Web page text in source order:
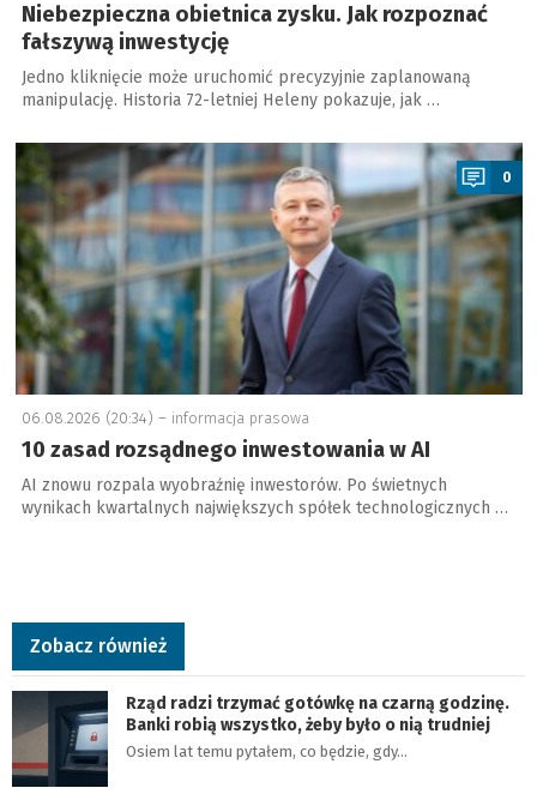
Niebezpieczna obietnica zysku. Jak rozpoznać
fałszywą inwestycję
Jedno kliknięcie może uruchomić precyzyjnie zaplanowaną
manipulację. Historia 72-letniej Heleny pokazuje, jak …
a
0
06.08.2026 (20:34) – informacja prasowa
10 zasad rozsądnego inwestowania w AI
AI znowu rozpala wyobraźnię inwestorów. Po świetnych
wynikach kwartalnych największych spółek technologicznych …
Zobacz również
Rząd radzi trzymać gotówkę na czarną godzinę.
Banki robią wszystko, żeby było o nią trudniej
Osiem lat temu pytałem, co będzie, gdy…